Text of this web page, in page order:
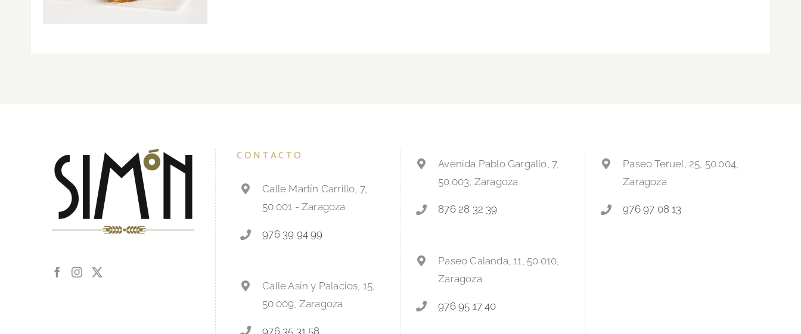
CONTACTO
Calle Martín Carrillo, 7,
50.001 - Zaragoza
976 39 94 99
Calle Asín y Palacios, 15,
50.009, Zaragoza
976 35 31 58
Avenida Pablo Gargallo, 7,
50.003, Zaragoza
876 28 32 39
Paseo Calanda, 11, 50.010,
Zaragoza
976 95 17 40
Paseo Teruel, 25, 50.004,
Zaragoza
976 97 08 13